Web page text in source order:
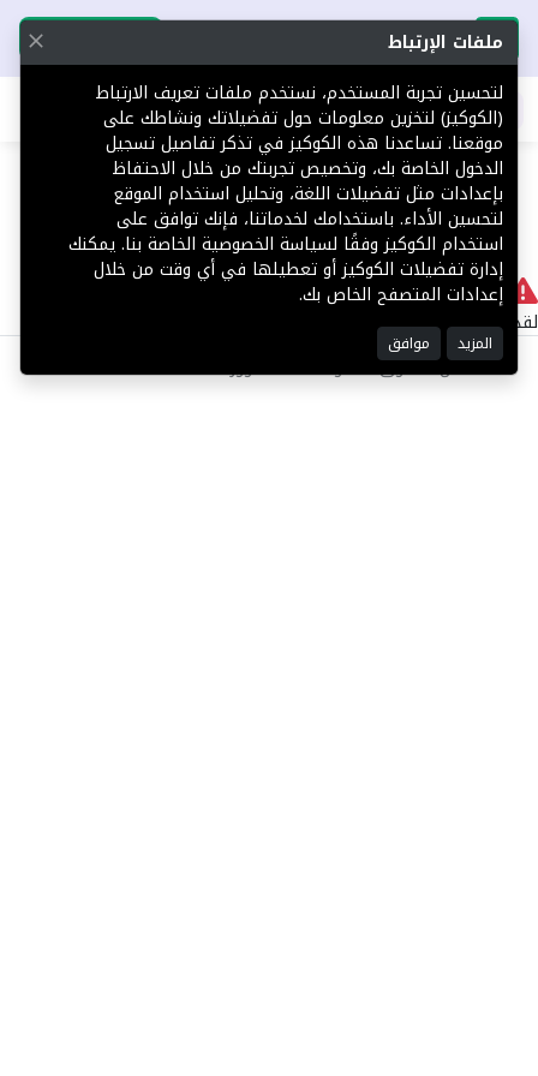
تحميل التطبيق تحميل التطبيق
اطلب عقارك
404 لا يوجد
لقد حدث خطأ داخلي أثناء معالجة طلبك.
©2025 كل الحقوق محفوظة منصة توور
ملفات الإرتباط
لتحسين تجربة المستخدم، نستخدم ملفات تعريف الارتباط
(الكوكيز) لتخزين معلومات حول تفضيلاتك ونشاطك على
موقعنا. تساعدنا هذه الكوكيز في تذكر تفاصيل تسجيل
الدخول الخاصة بك، وتخصيص تجربتك من خلال الاحتفاظ
بإعدادات مثل تفضيلات اللغة، وتحليل استخدام الموقع
لتحسين الأداء. باستخدامك لخدماتنا، فإنك توافق على
استخدام الكوكيز وفقًا لسياسة الخصوصية الخاصة بنا. يمكنك
إدارة تفضيلات الكوكيز أو تعطيلها في أي وقت من خلال
إعدادات المتصفح الخاص بك.
المزيد موافق